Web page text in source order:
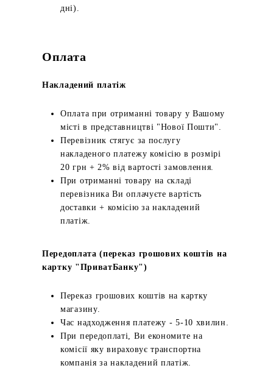
дні).
Оплата
Накладений платіж
Оплата при отриманні товару у Вашому
місті в представництві "Нової Пошти".
Перевізник стягує за послугу
накладеного платежу комісію в розмірі
20 грн + 2% від вартості замовлення.
При отриманні товару на складі
перевізника Ви оплачуєте вартість
доставки + комісію за накладений
платіж.
Передоплата (переказ грошових коштів на
картку "ПриватБанку")
Переказ грошових коштів на картку
магазину.
Час надходження платежу - 5-10 хвилин.
При передоплаті, Ви економите на
комісії яку вираховує транспортна
компанія за накладений платіж.